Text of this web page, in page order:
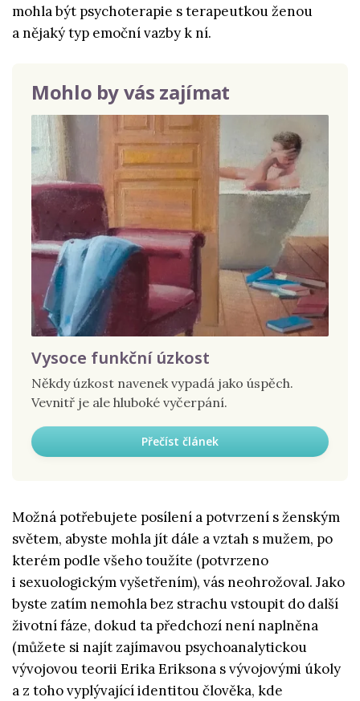
mohla být psychoterapie s terapeutkou ženou
a nějaký typ emoční vazby k ní.
Mohlo by vás zajímat
Vysoce funkční úzkost
Někdy úzkost navenek vypadá jako úspěch.
Vevnitř je ale hluboké vyčerpání.
Přečíst článek
Možná potřebujete posílení a potvrzení s ženským
světem, abyste mohla jít dále a vztah s mužem, po
kterém podle všeho toužíte (potvrzeno
i sexuologickým vyšetřením), vás neohrožoval. Jako
byste zatím nemohla bez strachu vstoupit do další
životní fáze, dokud ta předchozí není naplněna
(můžete si najít zajímavou psychoanalytickou
vývojovou teorii Erika Eriksona s vývojovými úkoly
a z toho vyplývající identitou člověka, kde